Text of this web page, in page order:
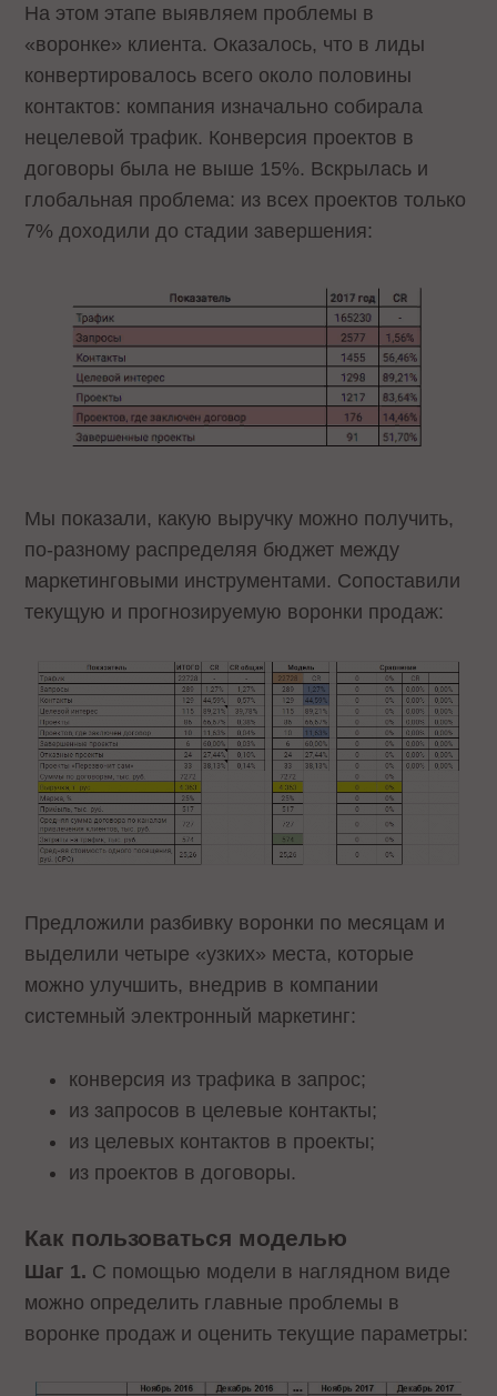
На этом этапе выявляем проблемы в
«воронке» клиента. Оказалось, что в лиды
конвертировалось всего около половины
контактов: компания изначально собирала
нецелевой трафик. Конверсия проектов в
договоры была не выше 15%. Вскрылась и
глобальная проблема: из всех проектов только
7% доходили до стадии завершения:
Мы показали, какую выручку можно получить,
по-разному распределяя бюджет между
маркетинговыми инструментами. Сопоставили
текущую и прогнозируемую воронки продаж:
Предложили разбивку воронки по месяцам и
выделили четыре «узких» места, которые
можно улучшить, внедрив в компании
системный электронный маркетинг:
конверсия из трафика в запрос;
из запросов в целевые контакты;
из целевых контактов в проекты;
из проектов в договоры.
Как пользоваться моделью
Шаг 1. С помощью модели в наглядном виде
можно определить главные проблемы в
воронке продаж и оценить текущие параметры: